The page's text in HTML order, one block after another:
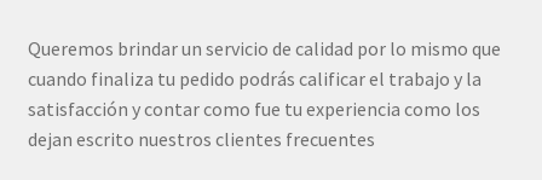
Queremos brindar un servicio de calidad por lo mismo que
cuando finaliza tu pedido podrás calificar el trabajo y la
satisfacción y contar como fue tu experiencia como los
dejan escrito nuestros clientes frecuentes